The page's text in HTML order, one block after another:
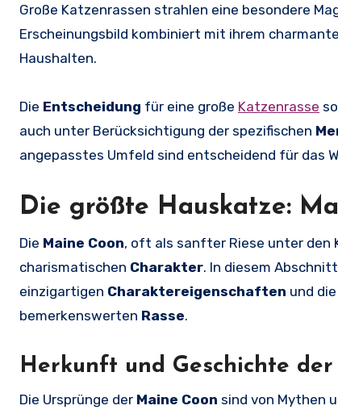
Große Katzenrassen strahlen eine besondere
Erscheinungsbild kombiniert mit ihrem
Haushalten.
Die Entscheidung für eine große Katzenrasse
auch unter Berücksichtigung der spezifischen
angepasstes Umfeld sind entscheidend für das
Die größte Hauskatze:
Die Maine Coon, oft als sanfter Riese unter den
charismatischen Charakter. In diesem
einzigartigen Charaktereigenschaften und
bemerkenswerten Rasse.
Herkunft und Geschichte
Die Ursprünge der Maine Coon sind von Mythen